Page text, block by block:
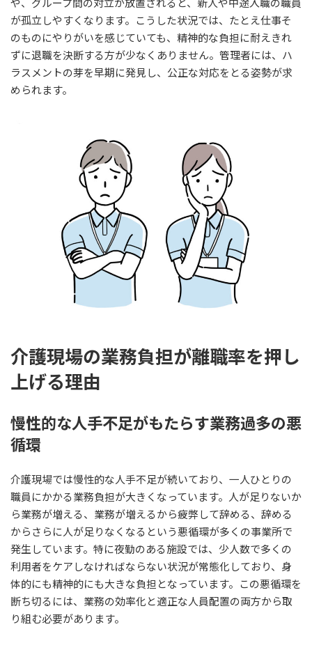
や、グループ間の対立が放置されると、新人や中途入職の職員
が孤立しやすくなります。こうした状況では、たとえ仕事そ
のものにやりがいを感じていても、精神的な負担に耐えきれ
ずに退職を決断する方が少なくありません。管理者には、ハ
ラスメントの芽を早期に発見し、公正な対応をとる姿勢が求
められます。
介護現場の業務負担が離職率を押し
上げる理由
慢性的な人手不足がもたらす業務過多の悪
循環
介護現場では慢性的な人手不足が続いており、一人ひとりの
職員にかかる業務負担が大きくなっています。人が足りないか
ら業務が増える、業務が増えるから疲弊して辞める、辞める
からさらに人が足りなくなるという悪循環が多くの事業所で
発生しています。特に夜勤のある施設では、少人数で多くの
利用者をケアしなければならない状況が常態化しており、身
体的にも精神的にも大きな負担となっています。この悪循環を
断ち切るには、業務の効率化と適正な人員配置の両方から取
り組む必要があります。